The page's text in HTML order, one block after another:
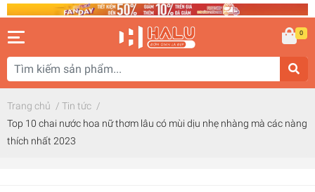
0
Trang chủ / Tin tức /
Top 10 chai nước hoa nữ thơm lâu có mùi dịu nhẹ nhàng mà các nàng
thích nhất 2023